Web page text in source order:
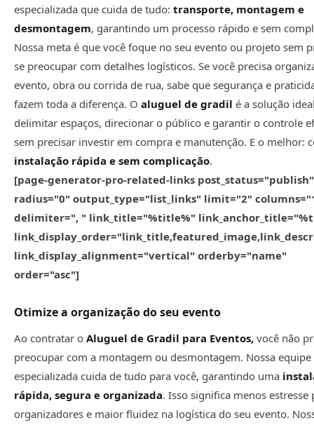
especializada que cuida de tudo: transporte, montagem e
desmontagem, garantindo um processo rápido e sem
Nossa meta é que você foque no seu evento ou projeto sem
se preocupar com detalhes logísticos. Se você precisa
evento, obra ou corrida de rua, sabe que segurança e
fazem toda a diferença. O aluguel de gradil é a solução
delimitar espaços, direcionar o público e garantir o controle
sem precisar investir em compra e manutenção. E o melhor:
instalação rápida e sem complicação.
[page-generator-pro-related-links post_status="publish"
radius="0" output_type="list_links" limit="2"
delimiter=", " link_title="%title%"
link_display_alignment="vertical" orderby="name"
order="asc"]
Otimize a organização do seu evento
Ao contratar o Aluguel de Gradil para Eventos, você não
preocupar com a montagem ou desmontagem. Nossa equipe
especializada cuida de tudo para você, garantindo uma
rápida, segura e organizada. Isso significa menos estresse
organizadores e maior fluidez na logística do seu evento.